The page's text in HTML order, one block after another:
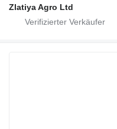
Zlatiya Agro Ltd